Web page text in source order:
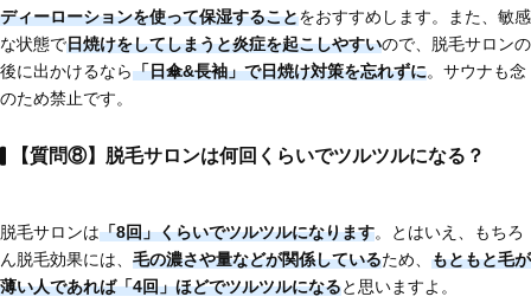
ディーローションを使って保湿することをおすすめします。また、敏感
な状態で日焼けをしてしまうと炎症を起こしやすいので、脱毛サロンの
後に出かけるなら「日傘&長袖」で日焼け対策を忘れずに。サウナも念
のため禁止です。
【質問⑧】脱毛サロンは何回くらいでツルツルになる？
脱毛サロンは「8回」くらいでツルツルになります。とはいえ、もちろ
ん脱毛効果には、 毛の濃さや量などが関係しているため、 もともと毛が
薄い人であれば「4回」ほどでツルツルになると思いますよ。